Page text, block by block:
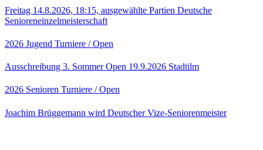
Freitag 14.8.2026, 18:15, ausgewählte Partien Deutsche
Senioreneinzelmeisterschaft
2026 Jugend Turniere / Open
Ausschreibung 3. Sommer Open 19.9.2026 Stadtilm
2026 Senioren Turniere / Open
Joachim Brüggemann wird Deutscher Vize-Seniorenmeister